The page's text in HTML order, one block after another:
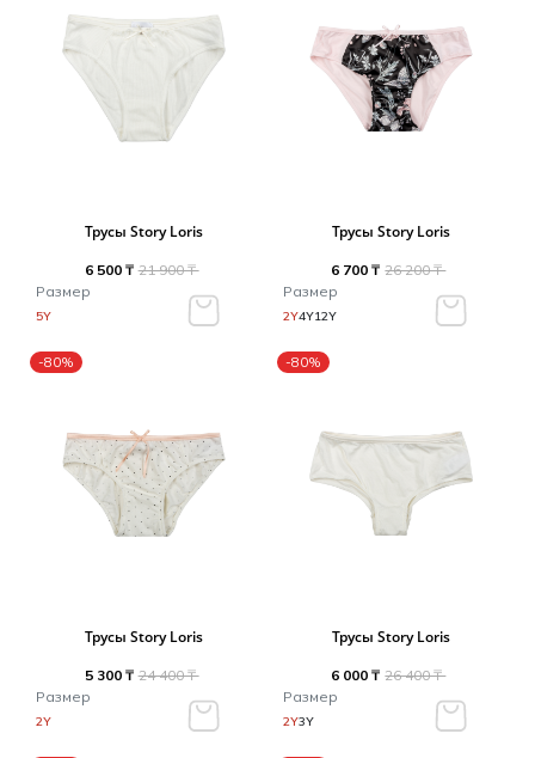
Трусы Story Loris
6 500 ₸ 21 900 ₸
Размер
5Y
Трусы Story Loris
6 700 ₸ 26 200 ₸
Размер
2Y4Y12Y
-80%
Трусы Story Loris
5 300 ₸ 24 400 ₸
Размер
2Y
-80%
Трусы Story Loris
6 000 ₸ 26 400 ₸
Размер
2Y3Y